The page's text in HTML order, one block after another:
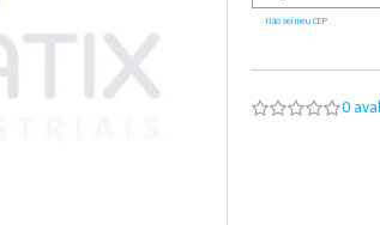
Não sei meu CEP
0